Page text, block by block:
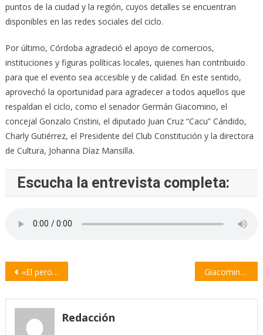
puntos de la ciudad y la región, cuyos detalles se encuentran
disponibles en las redes sociales del ciclo.
Por último, Córdoba agradeció el apoyo de comercios,
instituciones y figuras políticas locales, quienes han contribuido
para que el evento sea accesible y de calidad. En este sentido,
aprovechó la oportunidad para agradecer a todos aquellos que
respaldan el ciclo, como el senador Germán Giacomino, el
concejal Gonzalo Cristini, el diputado Juan Cruz “Cacu” Cándido,
Charly Gutiérrez, el Presidente del Club Constitución y la directora
de Cultura, Johanna Díaz Mansilla.
Escucha la entrevista completa:
Navegación
entradas
«El peronismo tiene una sola representación doctrinaria, que somos nosotros» Giacomino: «Las instituciones son la columna vertebral de cada localidad»
Redacción